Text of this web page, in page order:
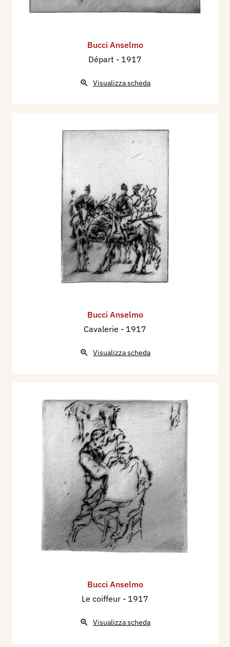
Bucci Anselmo
Départ - 1917
Visualizza scheda
Bucci Anselmo
Cavalerie - 1917
Visualizza scheda
Bucci Anselmo
Le coiffeur - 1917
Visualizza scheda